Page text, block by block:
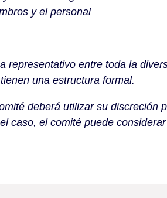
y el personal
entre toda la
una estructura formal.
deberá utilizar su discreción
caso, el comité puede